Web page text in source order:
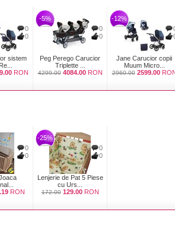
0
0
sistem
RON
-5%
0
0
Peg Perego Carucior
Triplette ...
4299.00 4084.00 RON
-12%
Jane Carucior copii
Muum Micro...
2960.00 2599.00
0
0
RON
-25%
0
0
Lenjerie de Pat 5 Piese
cu Urs...
172.00 129.00 RON